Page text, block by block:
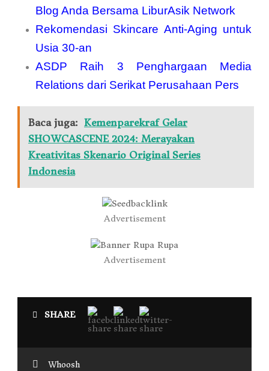
Blog Anda Bersama LiburAsik Network
Rekomendasi Skincare Anti-Aging untuk
Usia 30-an
ASDP Raih 3 Penghargaan Media
Relations dari Serikat Perusahaan Pers
Baca juga: Kemenparekraf Gelar
SHOWCASCENE 2024: Merayakan
Kreativitas Skenario Original Series
Indonesia
Advertisement
Advertisement
SHARE
Whoosh